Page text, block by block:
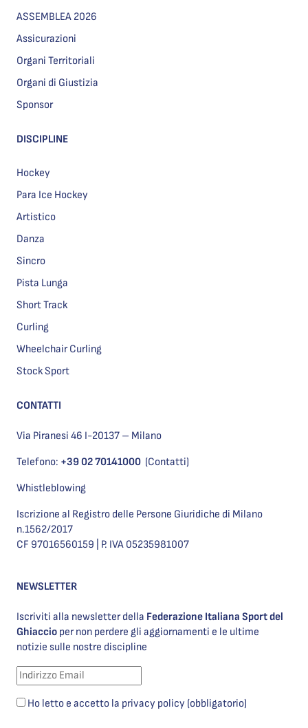
ASSEMBLEA 2026
Assicurazioni
Organi Territoriali
Organi di Giustizia
Sponsor
DISCIPLINE
Hockey
Para Ice Hockey
Artistico
Danza
Sincro
Pista Lunga
Short Track
Curling
Wheelchair Curling
Stock Sport
CONTATTI
Via Piranesi 46 I-20137 – Milano
Telefono: +39 02 70141000 (Contatti)
Whistleblowing
Iscrizione al Registro delle Persone Giuridiche di Milano
n.1562/2017
CF 97016560159 | P. IVA 05235981007
NEWSLETTER
Iscriviti alla newsletter della Federazione Italiana Sport del
Ghiaccio per non perdere gli aggiornamenti e le ultime
notizie sulle nostre discipline
Ho letto e accetto la privacy policy (obbligatorio)